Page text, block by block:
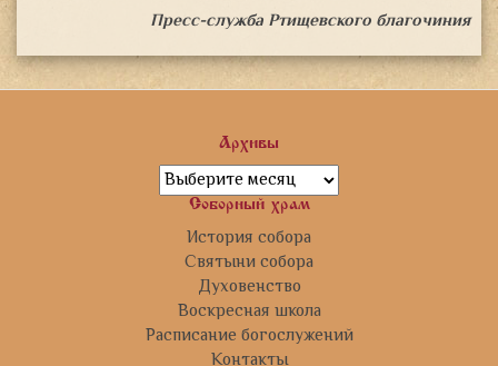
Пресс-служба Ртищевского благочиния
Архивы
Архивы
Соборный храм
История собора
Святыни собора
Духовенство
Воскресная школа
Расписание богослужений
Контакты